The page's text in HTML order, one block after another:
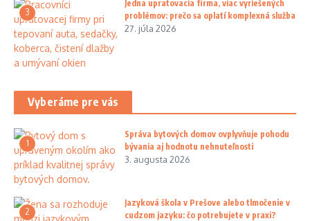
3
Jedna upratovacia firma, viac vyriešených
problémov: prečo sa oplatí komplexná služba
27. júla 2026
Vyberáme pre vás
1
Správa bytových domov ovplyvňuje pohodu
bývania aj hodnotu nehnuteľnosti
3. augusta 2026
2
Jazyková škola v Prešove alebo tlmočenie v
cudzom jazyku: čo potrebujete v praxi?